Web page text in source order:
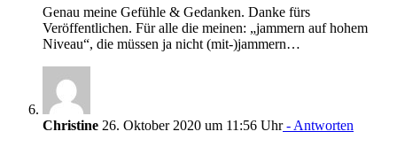
Genau meine Gefühle & Gedanken. Danke fürs
Veröffentlichen. Für alle die meinen: „jammern auf hohem
Niveau“, die müssen ja nicht (mit-)jammern…
Christine 26. Oktober 2020 um 11:56 Uhr- Antworten